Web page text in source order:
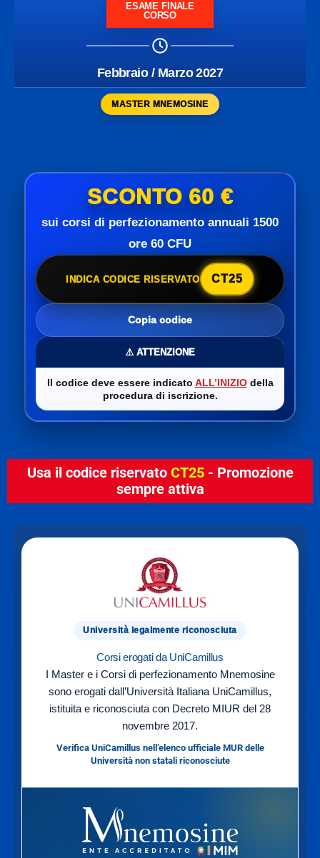
ESAME FINALE
CORSO
Febbraio / Marzo 2027
MASTER MNEMOSINE
SCONTO 60 €
sui corsi di perfezionamento annuali 1500
ore 60 CFU
INDICA CODICE RISERVATO CT25
Copia codice
⚠️ ATTENZIONE
Il codice deve essere indicato ALL’INIZIOdella
procedura di iscrizione.
Usa il codice riservato CT25- Promozione
sempre attiva
Università legalmente riconosciuta
Corsi erogati da UniCamillus
I Master e i Corsi di perfezionamento Mnemosine
sono erogati dall’Università Italiana UniCamillus,
istituita e riconosciuta con Decreto MIUR del 28
novembre 2017.
Verifica UniCamillus nell’elenco ufficiale MUR delle
Università non statali riconosciute